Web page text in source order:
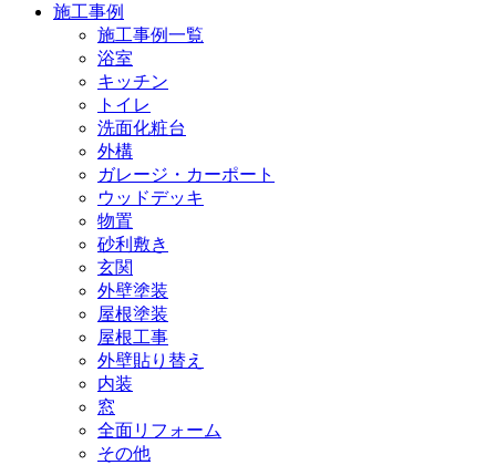
施工事例
施工事例一覧
浴室
キッチン
トイレ
洗面化粧台
外構
ガレージ・カーポート
ウッドデッキ
物置
砂利敷き
玄関
外壁塗装
屋根塗装
屋根工事
外壁貼り替え
内装
窓
全面リフォーム
その他